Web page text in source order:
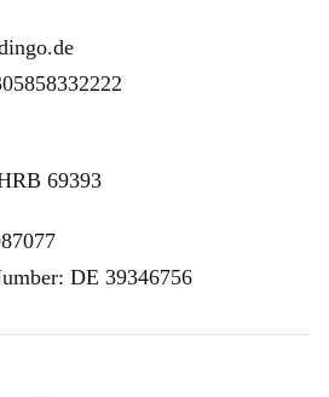
69393
DE 39346756